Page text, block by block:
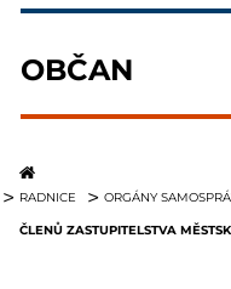
OBČAN
RADNICE ORGÁNY
ČLENŮ ZASTUPITELSTVA